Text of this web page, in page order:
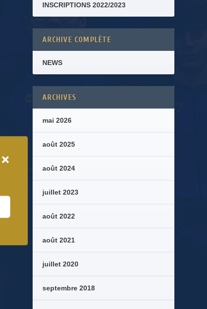
INSCRIPTIONS 2022/2023
ARCHIVE COMPLÈTE
NEWS
ARCHIVES
mai 2026
août 2025
août 2024
juillet 2023
août 2022
août 2021
juillet 2020
septembre 2018